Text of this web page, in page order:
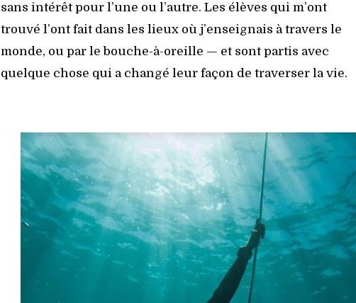
sans intérêt pour l’une ou l’autre. Les élèves qui m’ont
trouvé l’ont fait dans les lieux où j’enseignais à travers le
monde, ou par le bouche-à-oreille — et sont partis avec
quelque chose qui a changé leur façon de traverser la vie.